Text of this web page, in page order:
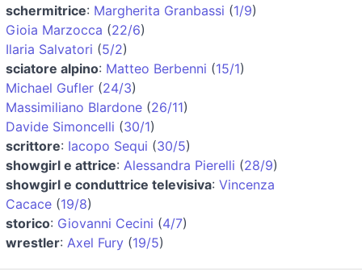
schermitrice: Margherita Granbassi (1/9)
Gioia Marzocca (22/6)
Ilaria Salvatori (5/2)
sciatore alpino: Matteo Berbenni (15/1)
Michael Gufler (24/3)
Massimiliano Blardone (26/11)
Davide Simoncelli (30/1)
scrittore: Iacopo Sequi (30/5)
showgirl e attrice: Alessandra Pierelli (28/9)
showgirl e conduttrice televisiva: Vincenza
Cacace (19/8)
storico: Giovanni Cecini (4/7)
wrestler: Axel Fury (19/5)